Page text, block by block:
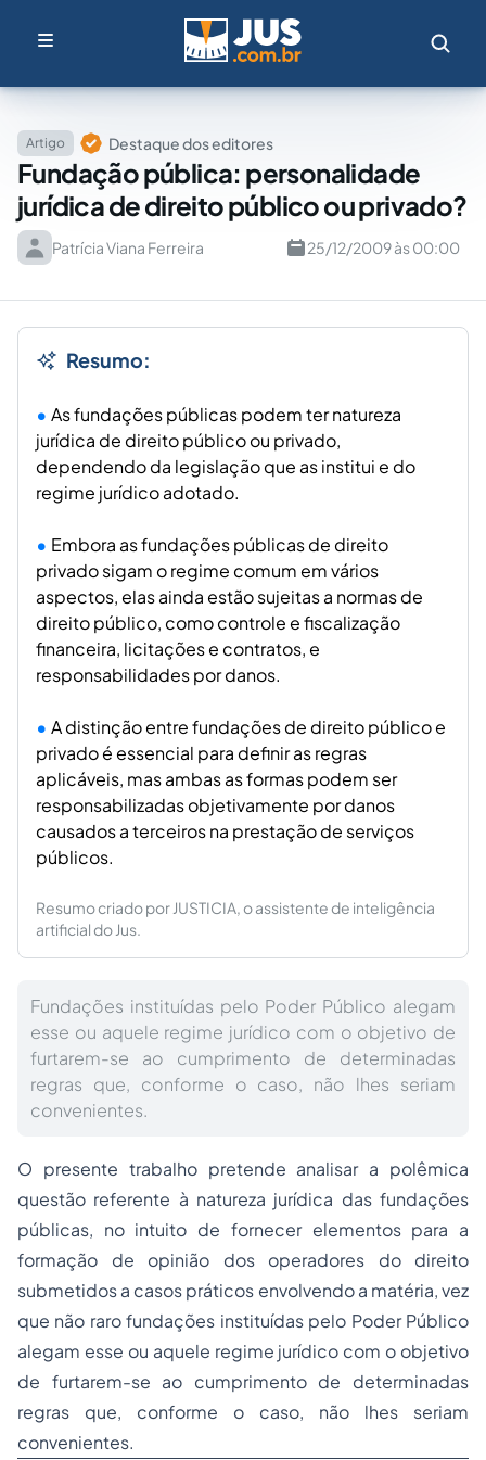
Artigo Destaque dos editores
Fundação pública: personalidade
jurídica de direito público ou privado?
Patrícia Viana Ferreira 25/12/2009 às 00:00
Resumo:
As fundações públicas podem ter natureza
jurídica de direito público ou privado,
dependendo da legislação que as institui e do
regime jurídico adotado.
Embora as fundações públicas de direito
privado sigam o regime comum em vários
aspectos, elas ainda estão sujeitas a normas de
direito público, como controle e fiscalização
financeira, licitações e contratos, e
responsabilidades por danos.
A distinção entre fundações de direito público e
privado é essencial para definir as regras
aplicáveis, mas ambas as formas podem ser
responsabilizadas objetivamente por danos
causados a terceiros na prestação de serviços
públicos.
Resumo criado por JUSTICIA, o assistente de inteligência
artificial do Jus.
Fundações instituídas pelo Poder Público alegam
esse ou aquele regime jurídico com o objetivo de
furtarem-se ao cumprimento de determinadas
regras que, conforme o caso, não lhes seriam
convenientes.
O presente trabalho pretende analisar a polêmica
questão referente à natureza jurídica das fundações
públicas, no intuito de fornecer elementos para a
formação de opinião dos operadores do direito
submetidos a casos práticos envolvendo a matéria, vez
que não raro fundações instituídas pelo Poder Público
alegam esse ou aquele regime jurídico com o objetivo
de furtarem-se ao cumprimento de determinadas
regras que, conforme o caso, não lhes seriam
convenientes.